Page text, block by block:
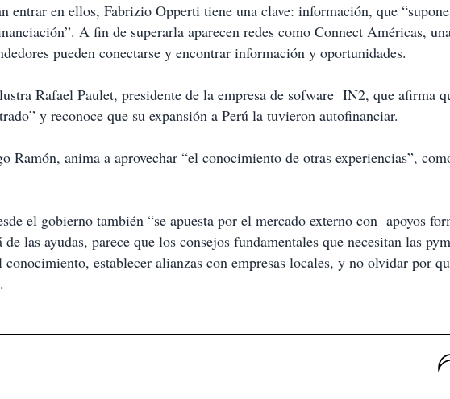
entrar en ellos, Fabrizio Opperti tiene una clave: información, que
A fin de superarla aparecen redes como Connect Américas,
pueden conectarse y encontrar información y oportunidades.
Rafael Paulet, presidente de la empresa de sofware IN2, que afirma
y reconoce que su expansión a Perú la tuvieron autofinanciar.
Ramón, anima a aprovechar “el conocimiento de otras experiencias”,
el gobierno también “se apuesta por el mercado externo con apoyos
las ayudas, parece que los consejos fundamentales que necesitan las
conocimiento, establecer alianzas con empresas locales, y no olvidar por